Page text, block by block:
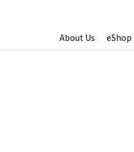
About Us eShop